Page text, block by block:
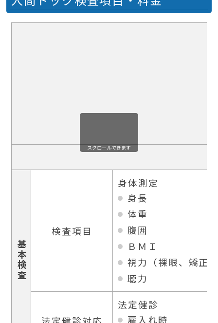
基本検査
検査項目
身体測定
身長
体重
腹囲
ＢＭＩ
視力（裸眼、矯正
聴力
法定健診
雇入れ時
スクロールできます